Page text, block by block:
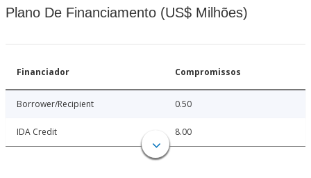
Plano De Financiamento (US$ Milhões)
Financiador Compromissos
Borrower/Recipient 0.50
IDA Credit 8.00